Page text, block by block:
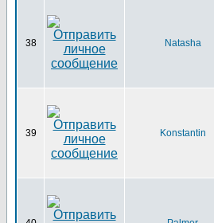
38 Natasha
39 Konstantin